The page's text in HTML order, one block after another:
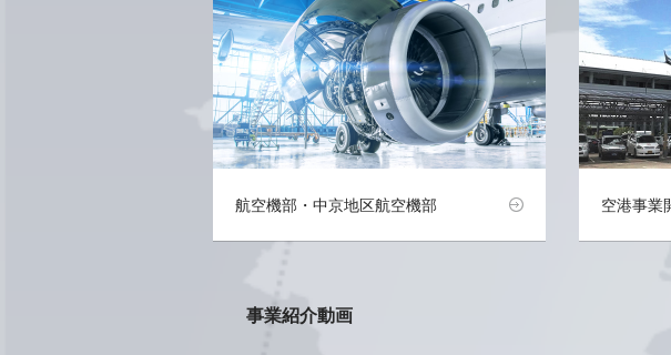
航空機部・中京地区航空機部 空港事業
事業紹介動画